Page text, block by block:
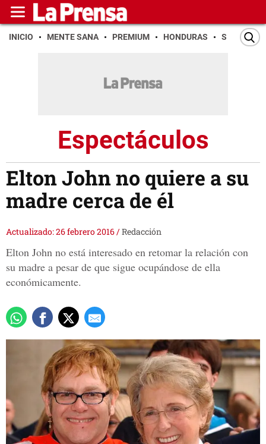
INICIO MENTE SANA PREMIUM HONDURAS SAN PEDRO
Espectáculos
Elton John no quiere a su
madre cerca de él
Actualizado: 26 febrero 2016/Redacción
Elton John no está interesado en retomar la relación con
su madre a pesar de que sigue ocupándose de ella
económicamente.